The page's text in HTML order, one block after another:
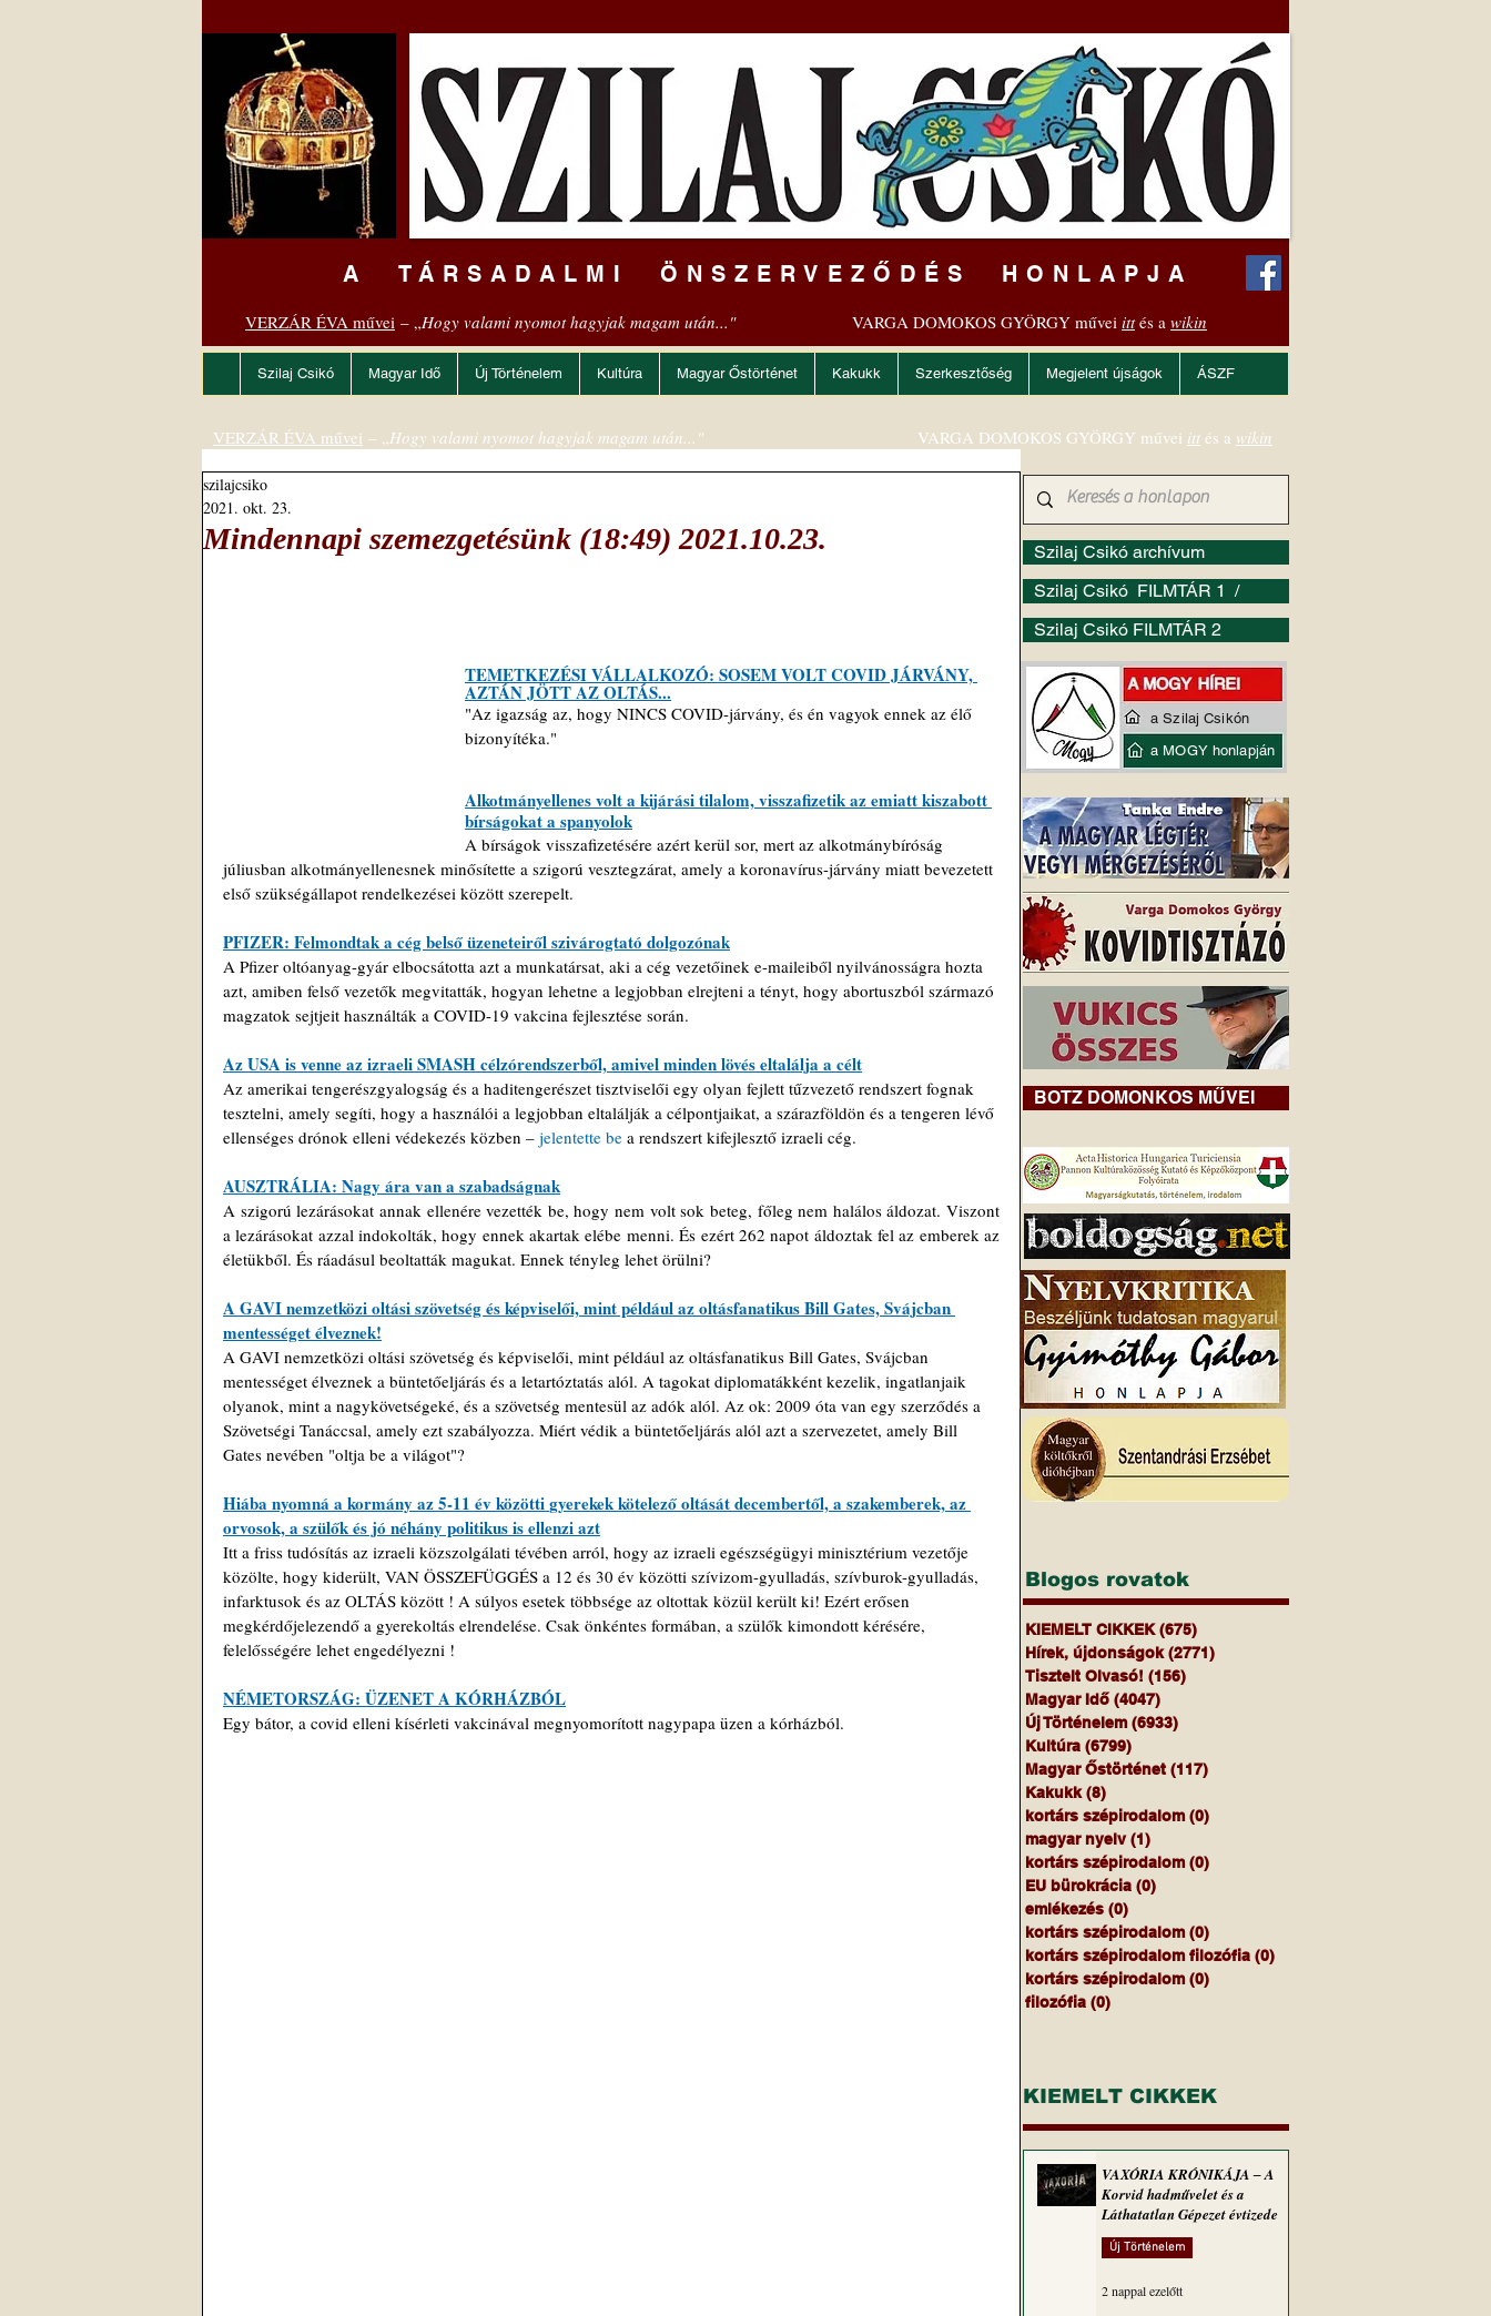
A TÁRSADALMI ÖNSZERVEZŐDÉS HONLAPJA
VERZÁR ÉVA művei – „Hogy valami nyomot hagyjak magam után..." VARGA DOMOKOS GYÖRGY művei ittés a wikin
Szilaj Csikó Magyar Idő Új Történelem Kultúra Magyar Őstörténet Kakukk Szerkesztőség Megjelent újságok ÁSZF
Mindennapi szemezgetésünk (18:49) 2021.10.23.
szilajcsiko
2021. okt. 23.
TEMETKEZÉSI VÁLLALKOZÓ: SOSEM VOLT COVID JÁRVÁNY,
AZTÁN JÖTT AZ OLTÁS...
"Az igazság az, hogy NINCS COVID-járvány, és én vagyok ennek az élő
bizonyítéka."
Alkotmányellenes volt a kijárási tilalom, visszafizetik az emiatt kiszabott
bírságokat a spanyolok
A bírságok visszafizetésére azért kerül sor, mert az alkotmánybíróság
júliusban alkotmányellenesnek minősítette a szigorú vesztegzárat, amely a koronavírus-járvány miatt bevezetett
első szükségállapot rendelkezései között szerepelt.
PFIZER: Felmondtak a cég belső üzeneteiről szivárogtató dolgozónak
A Pfizer oltóanyag-gyár elbocsátotta azt a munkatársat, aki a cég vezetőinek e-maileiből nyilvánosságra hozta
azt, amiben felső vezetők megvitatták, hogyan lehetne a legjobban elrejteni a tényt, hogy abortuszból származó
magzatok sejtjeit használták a COVID-19 vakcina fejlesztése során.
Az USA is venne az izraeli SMASH célzórendszerből, amivel minden lövés eltalálja a célt
Az amerikai tengerészgyalogság és a haditengerészet tisztviselői egy olyan fejlett tűzvezető rendszert fognak
tesztelni, amely segíti, hogy a használói a legjobban eltalálják a célpontjaikat, a szárazföldön és a tengeren lévő
ellenséges drónok elleni védekezés közben – jelentette be a rendszert kifejlesztő izraeli cég.
AUSZTRÁLIA: Nagy ára van a szabadságnak
A szigorú lezárásokat annak ellenére vezették be, hogy nem volt sok beteg, főleg nem halálos áldozat. Viszont
a lezárásokat azzal indokolták, hogy ennek akartak elébe menni. És ezért 262 napot áldoztak fel az emberek az
életükből. És ráadásul beoltatták magukat. Ennek tényleg lehet örülni?
A GAVI nemzetközi oltási szövetség és képviselői, mint például az oltásfanatikus Bill Gates, Svájcban
mentességet élveznek!
A GAVI nemzetközi oltási szövetség és képviselői, mint például az oltásfanatikus Bill Gates, Svájcban
mentességet élveznek a büntetőeljárás és a letartóztatás alól. A tagokat diplomatákként kezelik, ingatlanjaik
olyanok, mint a nagykövetségeké, és a szövetség mentesül az adók alól. Az ok: 2009 óta van egy szerződés a
Szövetségi Tanáccsal, amely ezt szabályozza. Miért védik a büntetőeljárás alól azt a szervezetet, amely Bill
Gates nevében "oltja be a világot"?
Hiába nyomná a kormány az 5-11 év közötti gyerekek kötelező oltását decembertől, a szakemberek, az
orvosok, a szülők és jó néhány politikus is ellenzi azt
Itt a friss tudósítás az izraeli közszolgálati tévében arról, hogy az izraeli egészségügyi minisztérium vezetője
közölte, hogy kiderült, VAN ÖSSZEFÜGGÉS a 12 és 30 év közötti szívizom-gyulladás, szívburok-gyulladás,
infarktusok és az OLTÁS között ! A súlyos esetek többsége az oltottak közül került ki! Ezért erősen
megkérdőjelezendő a gyerekoltás elrendelése. Csak önkéntes formában, a szülők kimondott kérésére,
felelősségére lehet engedélyezni !
NÉMETORSZÁG: ÜZENET A KÓRHÁZBÓL
Egy bátor, a covid elleni kísérleti vakcinával megnyomorított nagypapa üzen a kórházból.
Szilaj Csikó archívum
Szilaj Csikó FILMTÁR 1 /
Szilaj Csikó FILMTÁR 2
VERZÁR ÉVA művei – „Hogy valami nyomot hagyjak magam után..." VARGA DOMOKOS GYÖRGY művei itt és a wikin
BOTZ DOMONKOS MŰVEI
Blogos rovatok
KIEMELT CIKKEK (675)
Hírek, újdonságok (2771)
Tisztelt Olvasó! (156)
Magyar Idő (4047)
Új Történelem (6933)
Kultúra (6799)
Magyar Őstörténet (117)
Kakukk (8)
kortárs szépirodalom (0)
magyar nyelv (1)
kortárs szépirodalom (0)
EU bürokrácia (0)
emlékezés (0)
kortárs szépirodalom (0)
kortárs szépirodalom filozófia (0)
kortárs szépirodalom (0)
filozófia (0)
KIEMELT CIKKEK
VAXÓRIA KRÓNIKÁJA ‒ A
Korvid hadművelet és a
Láthatatlan Gépezet évtizede
Új Történelem
2 nappal ezelőtt
a Szilaj Csikón
a MOGY honlapján